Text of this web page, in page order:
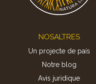
NOSALTRES
Un projecte de país
Notre blog
Avis juridique